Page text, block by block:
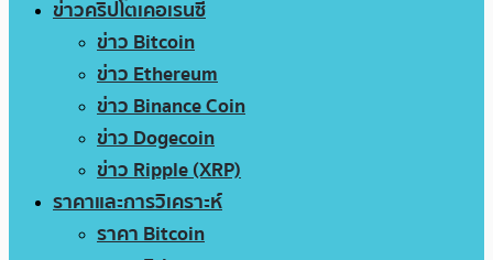
ข่าวคริปโตเคอเรนซี่
ข่าว Bitcoin
ข่าว Ethereum
ข่าว Binance Coin
ข่าว Dogecoin
ข่าว Ripple (XRP)
ราคาและการวิเคราะห์
ราคา Bitcoin